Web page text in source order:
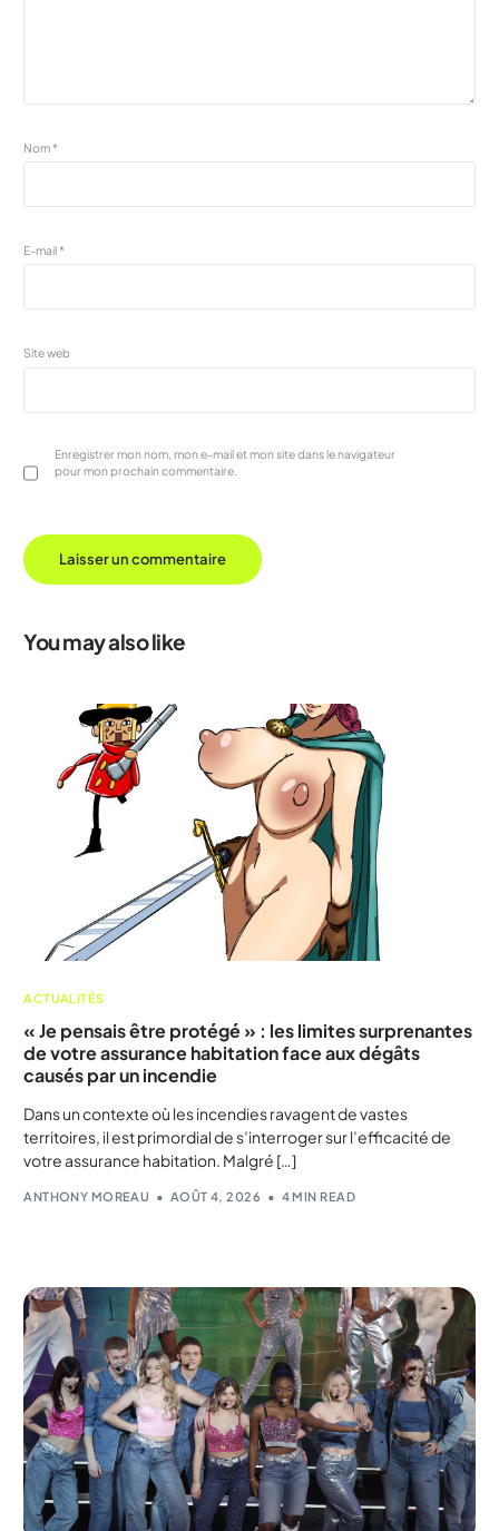
Nom*
E-mail*
Site web
Enregistrer mon nom, mon e-mail et mon site dans le navigateur
pour mon prochain commentaire.
You may also like
ACTUALITÉS
« Je pensais être protégé » : les limites surprenantes
de votre assurance habitation face aux dégâts
causés par un incendie
Dans un contexte où les incendies ravagent de vastes
territoires, il est primordial de s’interroger sur l’efficacité de
votre assurance habitation. Malgré […]
ANTHONY MOREAU AOÛT 4, 2026 4 MIN READ